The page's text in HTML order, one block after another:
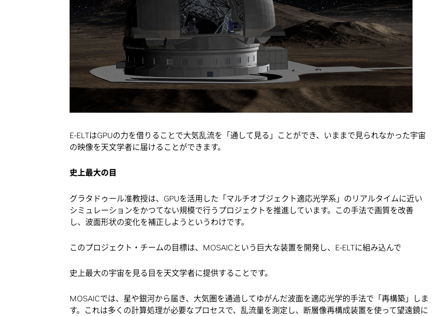
E-ELTはGPUの力を借りることで大気乱流を「通して見る」ことができ、いままで見られなかった宇宙
の映像を天文学者に届けることができます。
史上最大の目
グラタドゥール准教授は、GPUを活用した「マルチオブジェクト適応光学系」のリアルタイムに近い
シミュレーションをかつてない規模で行うプロジェクトを推進しています。この手法で画質を改善
し、波面形状の変化を補正しようというわけです。
このプロジェクト・チームの目標は、MOSAICという巨大な装置を開発し、E-ELTに組み込んで
史上最大の宇宙を見る目を天文学者に提供することです。
MOSAICでは、星や銀河から届き、大気圏を通過してゆがんだ波面を適応光学的手法で「再構築」しま
す。これは多くの計算処理が必要なプロセスで、乱流量を測定し、断層像再構成装置を使って望遠鏡に